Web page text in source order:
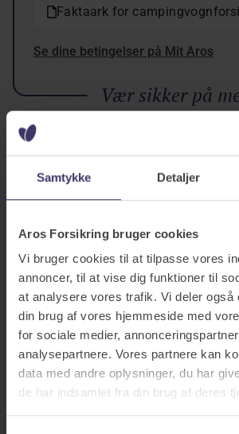
Samtykke Detaljer
Aros Forsikring bruger cookies
Vi bruger cookies til at tilpasse vores
annoncer, til at vise dig funktioner til
at analysere vores trafik. Vi deler også
din brug af vores hjemmeside med
for sociale medier,
analysepartnere. Vores partnere kan
data med andre oplysninger, du har
de har indsamlet fra din brug af deres
Faktaark for
Se dine betingelser på Mit Aros
Vær sikker på